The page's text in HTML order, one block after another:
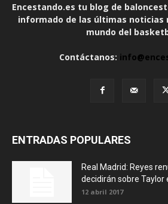
Encestando.es tu blog de
informado de las últimas noticias
mundo del
Contáctanos:
ENTRADAS POPULARES
Real Madrid: Reyes
decidirán sobre Taylor
12 abril 2017